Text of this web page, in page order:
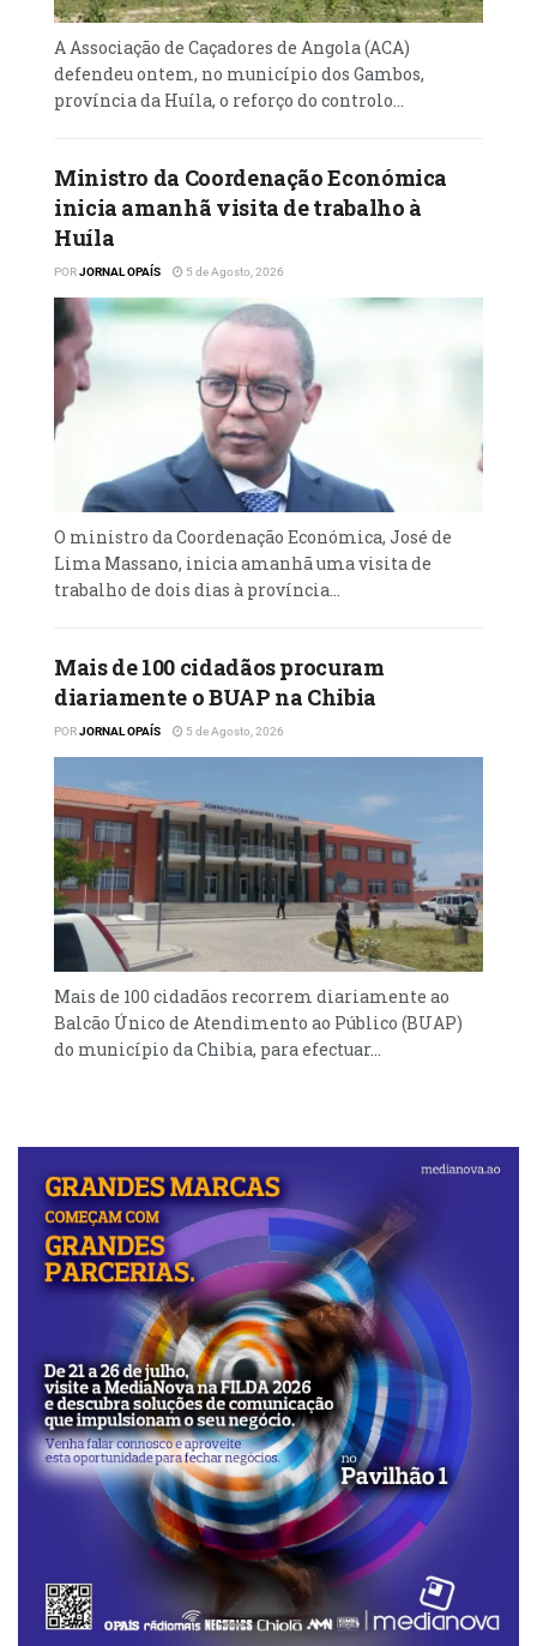
suas Bases de Dados na APD.
A APD recebe do cidadão, por via dos
diferentes canais de comunicação,
A Associação de Caçadores de Angola (ACA)
defendeu ontem, no município dos Gambos,
província da Huíla, o reforço do controlo...
Ministro da Coordenação Económica
inicia amanhã visita de trabalho à
Huíla
PORJORNAL OPAÍS 5 de Agosto, 2026
O ministro da Coordenação Económica, José de
Lima Massano, inicia amanhã uma visita de
trabalho de dois dias à província...
Mais de 100 cidadãos procuram
diariamente o BUAP na Chibia
PORJORNAL OPAÍS 5 de Agosto, 2026
Mais de 100 cidadãos recorrem diariamente ao
Balcão Único de Atendimento ao Público (BUAP)
do município da Chibia, para efectuar...